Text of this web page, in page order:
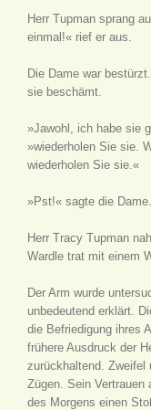
Herr Tupman sprang
einmal!« rief er aus.
Die Dame war
sie beschämt.
»Jawohl, ich habe sie
»wiederholen Sie sie.
wiederholen Sie sie.«
»Pst!« sagte die
Herr Tracy Tupman
Wardle trat mit einem
Der Arm wurde
unbedeutend erklärt.
die Befriedigung ihres
frühere Ausdruck der
zurückhaltend. Zweifel
Zügen. Sein Vertrauen
des Morgens einen